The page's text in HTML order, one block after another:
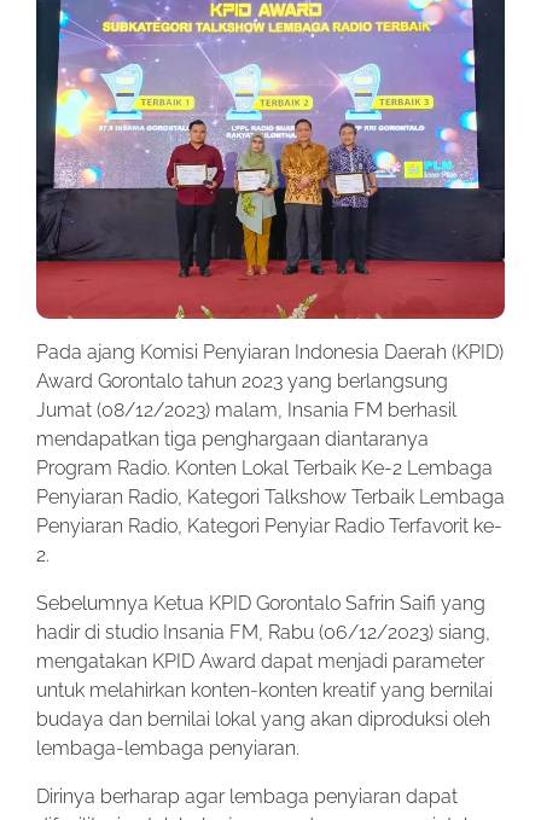
Pada ajang Komisi Penyiaran Indonesia Daerah (KPID)
Award Gorontalo tahun 2023 yang berlangsung
Jumat (08/12/2023) malam, Insania FM berhasil
mendapatkan tiga penghargaan diantaranya
Program Radio. Konten Lokal Terbaik Ke-2 Lembaga
Penyiaran Radio, Kategori Talkshow Terbaik Lembaga
Penyiaran Radio, Kategori Penyiar Radio Terfavorit ke-
2.
Sebelumnya Ketua KPID Gorontalo Safrin Saifi yang
hadir di studio Insania FM, Rabu (06/12/2023) siang,
mengatakan KPID Award dapat menjadi parameter
untuk melahirkan konten-konten kreatif yang bernilai
budaya dan bernilai lokal yang akan diproduksi oleh
lembaga-lembaga penyiaran.
Dirinya berharap agar lembaga penyiaran dapat